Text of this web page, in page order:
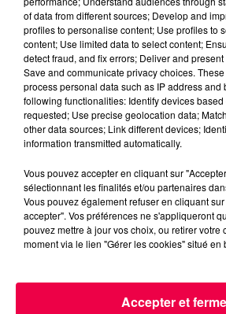
podcasts/2025/07/20250702-
of data from different sources; Develop and
profiles to personalise content; Use profiles to
content; Use limited data to select content;
detect fraud, and fix errors; Deliver and
Save and communicate privacy choices.
process personal data such as IP address and
following functionalities: Identify devices
requested; Use precise geolocation data;
other data sources; Link different devices;
information transmitted automatically.
Vous pouvez accepter en cliquant sur
sélectionnant les finalités et/ou partenaires
Vous pouvez également refuser en cliquant
accepter". Vos préférences ne s'appliqueront
pouvez mettre à jour vos choix, ou retirer votre
moment via le lien "Gérer les cookies" situé en
Accepter et